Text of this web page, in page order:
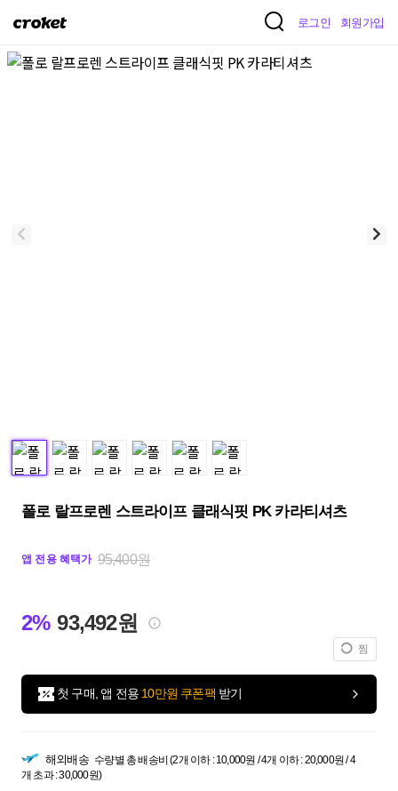
크
켓
로그인 회원가입
폴로 랄프로렌 스트라이프 클래식핏 PK 카라티셔츠
앱 전용 혜택가 95,400원
2% 93,492원
찜
첫 구매, 앱 전용 10만원 쿠폰팩 받기
해외배송 수량별 총 배송비 (2개 이하 : 10,000원 / 4개 이하 : 20,000원 / 4
개 초과 : 30,000원)